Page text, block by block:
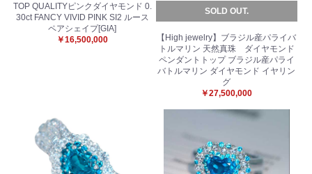
TOP QUALITYピンクダイヤモンド 0.
30ct FANCY VIVID PINK SI2 ルース
ペアシェイプ[GIA]
￥16,500,000
SOLD OUT.
【High jewelry】ブラジル産パライバ
トルマリン 天然真珠 ダイヤモンド
ペンダントトップ ブラジル産パライ
バトルマリン ダイヤモンド イヤリン
グ
￥27,500,000